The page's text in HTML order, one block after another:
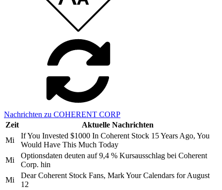
Nachrichten zu COHERENT CORP
Zeit
Aktuelle Nachrichten
Mi
If You Invested $1000 In Coherent Stock 15 Years Ago, You
Would Have This Much Today
Mi
Optionsdaten deuten auf 9,4 % Kursausschlag bei Coherent
Corp. hin
Mi
Dear Coherent Stock Fans, Mark Your Calendars for August
12